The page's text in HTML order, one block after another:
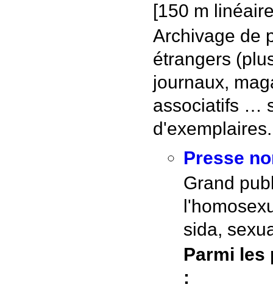
[150 m
Archivage de
étrangers
journaux,
associatifs …
d'exemplaires.
Presse
Grand
sida,
Parmi les
: